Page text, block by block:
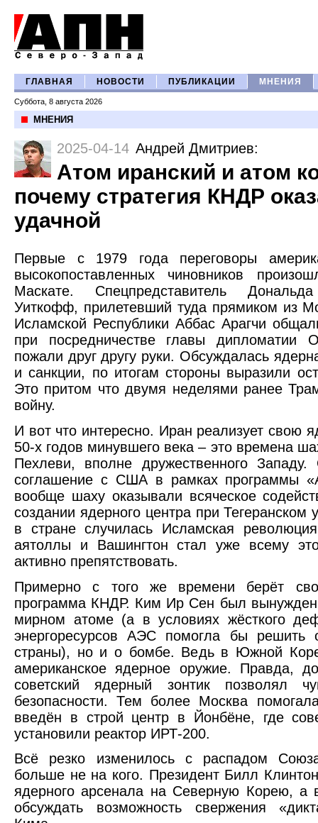
ГЛАВНАЯ НОВОСТИ ПУБЛИКАЦИИ МНЕНИЯ
Суббота, 8 августа 2026
МНЕНИЯ
2025-04-14 Андрей Дмитриев:
Атом иранский и атом
почему стратегия КНДР
удачной
Первые с 1979 года переговоры
высокопоставленных чиновников
Маскате. Спецпредставитель
Уиткофф, прилетевший туда прямиком из
Исламской Республики Аббас Арагчи
при посредничестве главы
пожали друг другу руки. Обсуждалась
и санкции, по итогам стороны выразили
Это притом что двумя неделями ранее
войну.
И вот что интересно. Иран реализует свою
50-х годов минувшего века – это времена
Пехлеви, вполне дружественного
соглашение с США в рамках программы
вообще шаху оказывали всяческое
создании ядерного центра при Тегеранском
в стране случилась Исламская
аятоллы и Вашингтон стал уже всему
активно препятствовать.
Примерно с того же времени берёт
программа КНДР. Ким Ир Сен был вынужден
мирном атоме (а в условиях жёсткого
энергоресурсов АЭС помогла бы решить
страны), но и о бомбе. Ведь в Южной
американское ядерное оружие. Правда,
советский ядерный зонтик позволял
безопасности. Тем более Москва
введён в строй центр в Йонбёне, где
установили реактор ИРТ-200.
Всё резко изменилось с распадом
больше не на кого. Президент Билл
ядерного арсенала на Северную Корею, а
обсуждать возможность свержения